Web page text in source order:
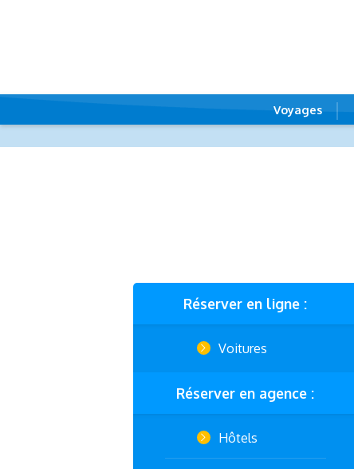
Voyages
Réserver en ligne :
Voitures
Réserver en agence :
Hôtels